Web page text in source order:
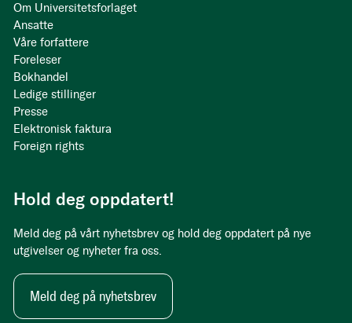
Om Universitetsforlaget
Ansatte
Våre forfattere
Foreleser
Bokhandel
Ledige stillinger
Presse
Elektronisk faktura
Foreign rights
Hold deg oppdatert!
Meld deg på vårt nyhetsbrev og hold deg oppdatert på nye
utgivelser og nyheter fra oss.
Meld deg på nyhetsbrev